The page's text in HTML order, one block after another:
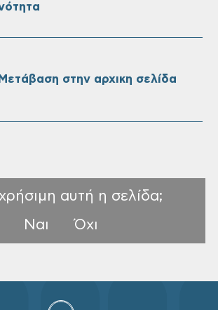
Μετάβαση στην αρχικη σελίδα
αυτή η σελίδα;
Ναι
Όχι